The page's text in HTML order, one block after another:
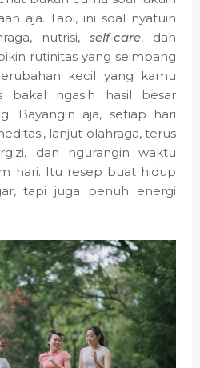
aja. Tapi, ini soal nyatuin
nutrisi, self-care, dan
rutinitas yang seimbang
kecil yang kamu
bakal ngasih hasil besar
Bayangin aja, setiap hari
lanjut olahraga, terus
dan ngurangin waktu
hari. Itu resep buat hidup
tapi juga penuh energi